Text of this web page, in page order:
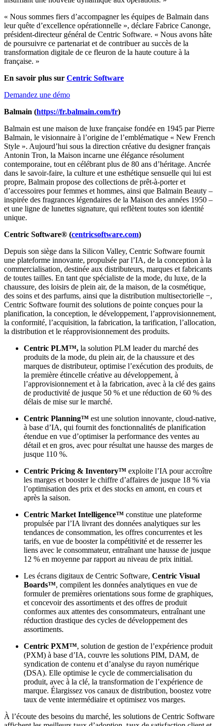
« Nous sommes fiers d’accompagner les équipes de Balmain dans
leur quête d’excellence opérationnelle », déclare Fabrice Canonge,
président-directeur général de Centric Software. « Nous avons hâte
de poursuivre ce partenariat et de contribuer au succès de la
transformation digitale de ce fleuron de la haute couture à la
française. »
En savoir plus sur Centric Software
Demandez une démo
Balmain (https://fr.balmain.com/fr)
Balmain est une maison de luxe française fondée en 1945 par Pierre
Balmain, le visionnaire à l’origine de l’emblématique « New French
Style ». Aujourd’hui sous la direction créative du designer français
Antonin Tron, la Maison incarne une élégance résolument
contemporaine, tout en célébrant plus de 80 ans d’héritage. Ancrée
dans le savoir-faire, la culture et une esthétique sensuelle qui lui est
propre, Balmain propose des collections de prêt-à-porter et
d’accessoires pour femmes et hommes, ainsi que Balmain Beauty –
inspirée des fragrances légendaires de la Maison des années 1950 –
et une ligne de lunettes signature, qui reflètent toutes son identité
unique.
Centric Software® (centricsoftware.com)
Depuis son siège dans la Silicon Valley, Centric Software fournit
une plateforme innovante, propulsée par l’IA, de la conception à la
commercialisation, destinée aux distributeurs, marques et fabricants
de toutes tailles. En tant que spécialiste de la mode, du luxe, de la
chaussure, des loisirs de plein air, de la maison, de la cosmétique,
des soins et des parfums, ainsi que la distribution multisectorielle −,
Centric Software fournit des solutions de pointe conçues pour la
planification, la conception, le développement, l’approvisionnement,
la conformité, l’acquisition, la fabrication, la tarification, l’allocation,
la distribution et le réapprovisionnement des produits.
Centric PLM™, la solution PLM leader du marché des
produits de la mode, du plein air, de la chaussure et des
marques de distributeur, optimise l’exécution des produits, de
la première étincelle créative au développement, à
l’approvisionnement et à la fabrication, avec à la clé des gains
de productivité de jusque 50 % et une réduction de 60 % des
délais de mise sur le marché.
Centric Planning™ est une solution innovante, cloud-native,
à base d’IA, qui fournit des fonctionnalités de planification
étendue en vue d’optimiser la performance des ventes au
détail et en gros, avec pour résultat une hausse des marges de
jusque 110 %.
Centric Pricing & Inventory™ exploite l’IA pour accroître
les marges et booster le chiffre d’affaires de jusque 18 % via
l’optimisation des prix et des stocks en amont, en cours et
après la saison.
Centric Market Intelligence™ constitue une plateforme
propulsée par l’IA livrant des données analytiques sur les
tendances de consommation, les offres concurrentes et les
tarifs, en vue de booster la compétitivité et de resserrer les
liens avec le consommateur, entraînant une hausse de jusque
12 % en moyenne par rapport au niveau de prix initial.
Les écrans digitaux de Centric Software, Centric Visual
Boards™, compilent les données analytiques en vue de
formuler de premières orientations sous forme de graphiques,
et concevoir des assortiments et des offres de produit
conformes aux attentes des consommateurs, entraînant une
réduction drastique des cycles de développement des
assortiments.
Centric PXM™, solution de gestion de l’expérience produit
(PXM) à base d’IA, couvre les solutions PIM, DAM, de
syndication de contenu et d’analyse du rayon numérique
(DSA). Elle optimise le cycle de commercialisation du
produit, avec à la clé, la transformation de l’expérience de
marque. Élargissez vos canaux de distribution, boostez votre
taux de vente intermédiaire et optimisez vos marges.
À l’écoute des besoins du marché, les solutions de Centric Software